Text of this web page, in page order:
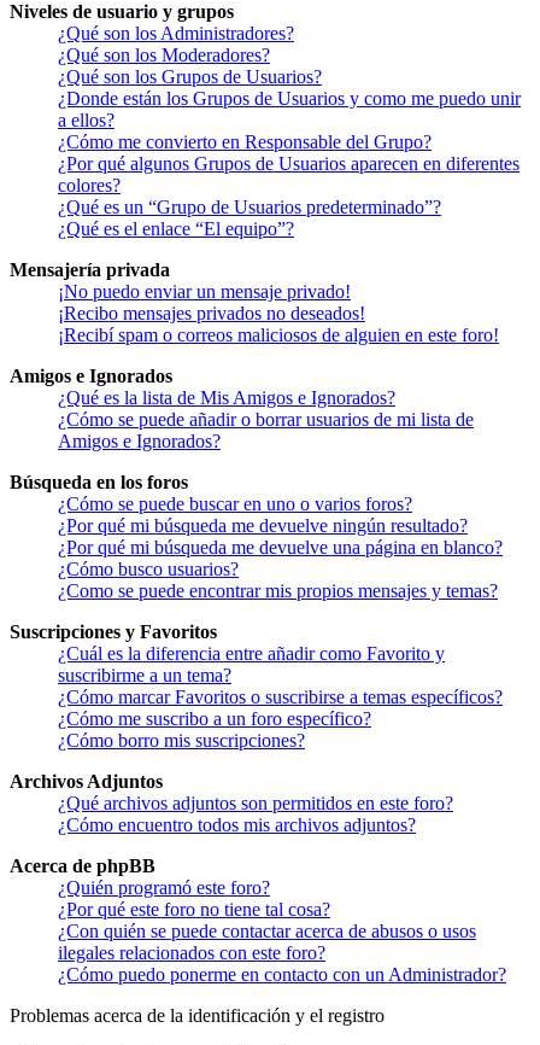
Niveles de usuario y grupos
¿Qué son los Administradores?
¿Qué son los Moderadores?
¿Qué son los Grupos de Usuarios?
¿Donde están los Grupos de Usuarios y como me puedo unir
a ellos?
¿Cómo me convierto en Responsable del Grupo?
¿Por qué algunos Grupos de Usuarios aparecen en diferentes
colores?
¿Qué es un “Grupo de Usuarios predeterminado”?
¿Qué es el enlace “El equipo”?
Mensajería privada
¡No puedo enviar un mensaje privado!
¡Recibo mensajes privados no deseados!
¡Recibí spam o correos maliciosos de alguien en este foro!
Amigos e Ignorados
¿Qué es la lista de Mis Amigos e Ignorados?
¿Cómo se puede añadir o borrar usuarios de mi lista de
Amigos e Ignorados?
Búsqueda en los foros
¿Cómo se puede buscar en uno o varios foros?
¿Por qué mi búsqueda me devuelve ningún resultado?
¿Por qué mi búsqueda me devuelve una página en blanco?
¿Cómo busco usuarios?
¿Como se puede encontrar mis propios mensajes y temas?
Suscripciones y Favoritos
¿Cuál es la diferencia entre añadir como Favorito y
suscribirme a un tema?
¿Cómo marcar Favoritos o suscribirse a temas específicos?
¿Cómo me suscribo a un foro específico?
¿Cómo borro mis suscripciones?
Archivos Adjuntos
¿Qué archivos adjuntos son permitidos en este foro?
¿Cómo encuentro todos mis archivos adjuntos?
Acerca de phpBB
¿Quién programó este foro?
¿Por qué este foro no tiene tal cosa?
¿Con quién se puede contactar acerca de abusos o usos
ilegales relacionados con este foro?
¿Cómo puedo ponerme en contacto con un Administrador?
Problemas acerca de la identificación y el registro